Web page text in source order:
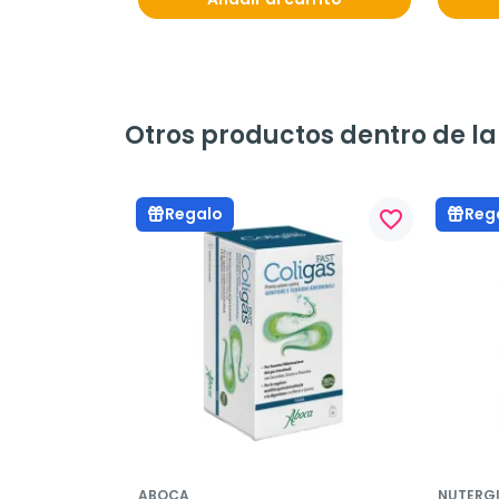
Otros productos dentro de
Regalo favorite_border
ABOCA